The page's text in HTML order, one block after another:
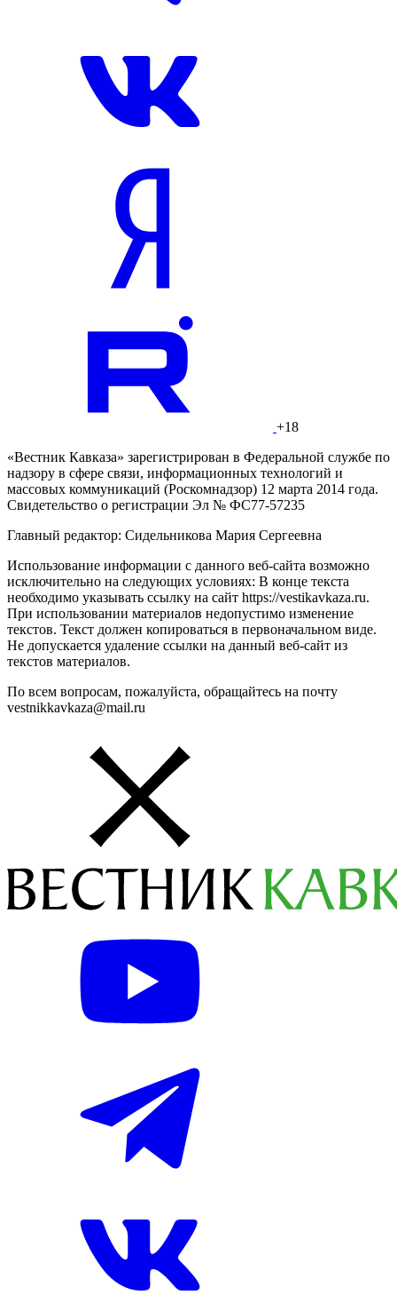
+18
«Вестник Кавказа» зарегистрирован в Федеральной службе по
надзору в сфере связи, информационных технологий и
массовых коммуникаций (Роскомнадзор) 12 марта 2014 года.
Свидетельство о регистрации Эл № ФС77-57235
Главный редактор: Сидельникова Мария Сергеевна
Использование информации с данного веб-сайта возможно
исключительно на следующих условиях: В конце текста
необходимо указывать ссылку на сайт https://vestikavkaza.ru.
При использовании материалов недопустимо изменение
текстов. Текст должен копироваться в первоначальном виде.
Не допускается удаление ссылки на данный веб-сайт из
текстов материалов.
По всем вопросам, пожалуйста, обращайтесь на почту
vestnikkavkaza@mail.ru